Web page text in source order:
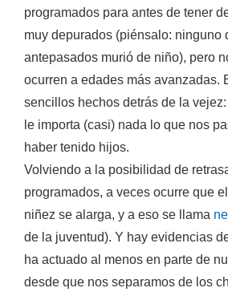
programados para antes de tener
muy depurados (piénsalo: ninguno
antepasados murió de niño), pero
ocurren a edades más avanzadas.
sencillos hechos detrás de la
le importa (casi) nada lo que nos
haber tenido hijos.
Volviendo a la posibilidad de
programados, a veces ocurre que el
niñez se alarga, y a eso se llama
de la juventud). Y hay evidencias
ha actuado al menos en parte de
desde que nos separamos de los